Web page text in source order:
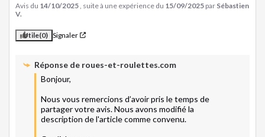
Avis du 14/10/2025 , suite à une expérience du 15/09/2025 par Sébastien
V.
Utile(0) Signaler
Réponse de roues-et-roulettes.com
Bonjour,
Nous vous remercions d’avoir pris le temps de
partager votre avis. Nous avons modifié la
description de l'article comme convenu.